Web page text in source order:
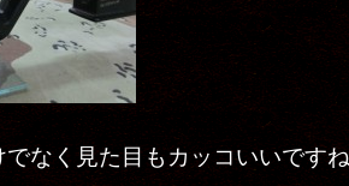
なく見た目もカッコいいです